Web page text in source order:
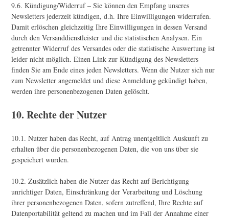
9.6. Kündigung/Widerruf – Sie können den Empfang unseres
Newsletters jederzeit kündigen, d.h. Ihre Einwilligungen widerrufen.
Damit erlöschen gleichzeitig Ihre Einwilligungen in dessen Versand
durch den Versanddienstleister und die statistischen Analysen. Ein
getrennter Widerruf des Versandes oder die statistische Auswertung ist
leider nicht möglich. Einen Link zur Kündigung des Newsletters
finden Sie am Ende eines jeden Newsletters. Wenn die Nutzer sich nur
zum Newsletter angemeldet und diese Anmeldung gekündigt haben,
werden ihre personenbezogenen Daten gelöscht.
10. Rechte der Nutzer
10.1. Nutzer haben das Recht, auf Antrag unentgeltlich Auskunft zu
erhalten über die personenbezogenen Daten, die von uns über sie
gespeichert wurden.
10.2. Zusätzlich haben die Nutzer das Recht auf Berichtigung
unrichtiger Daten, Einschränkung der Verarbeitung und Löschung
ihrer personenbezogenen Daten, sofern zutreffend, Ihre Rechte auf
Datenportabilität geltend zu machen und im Fall der Annahme einer